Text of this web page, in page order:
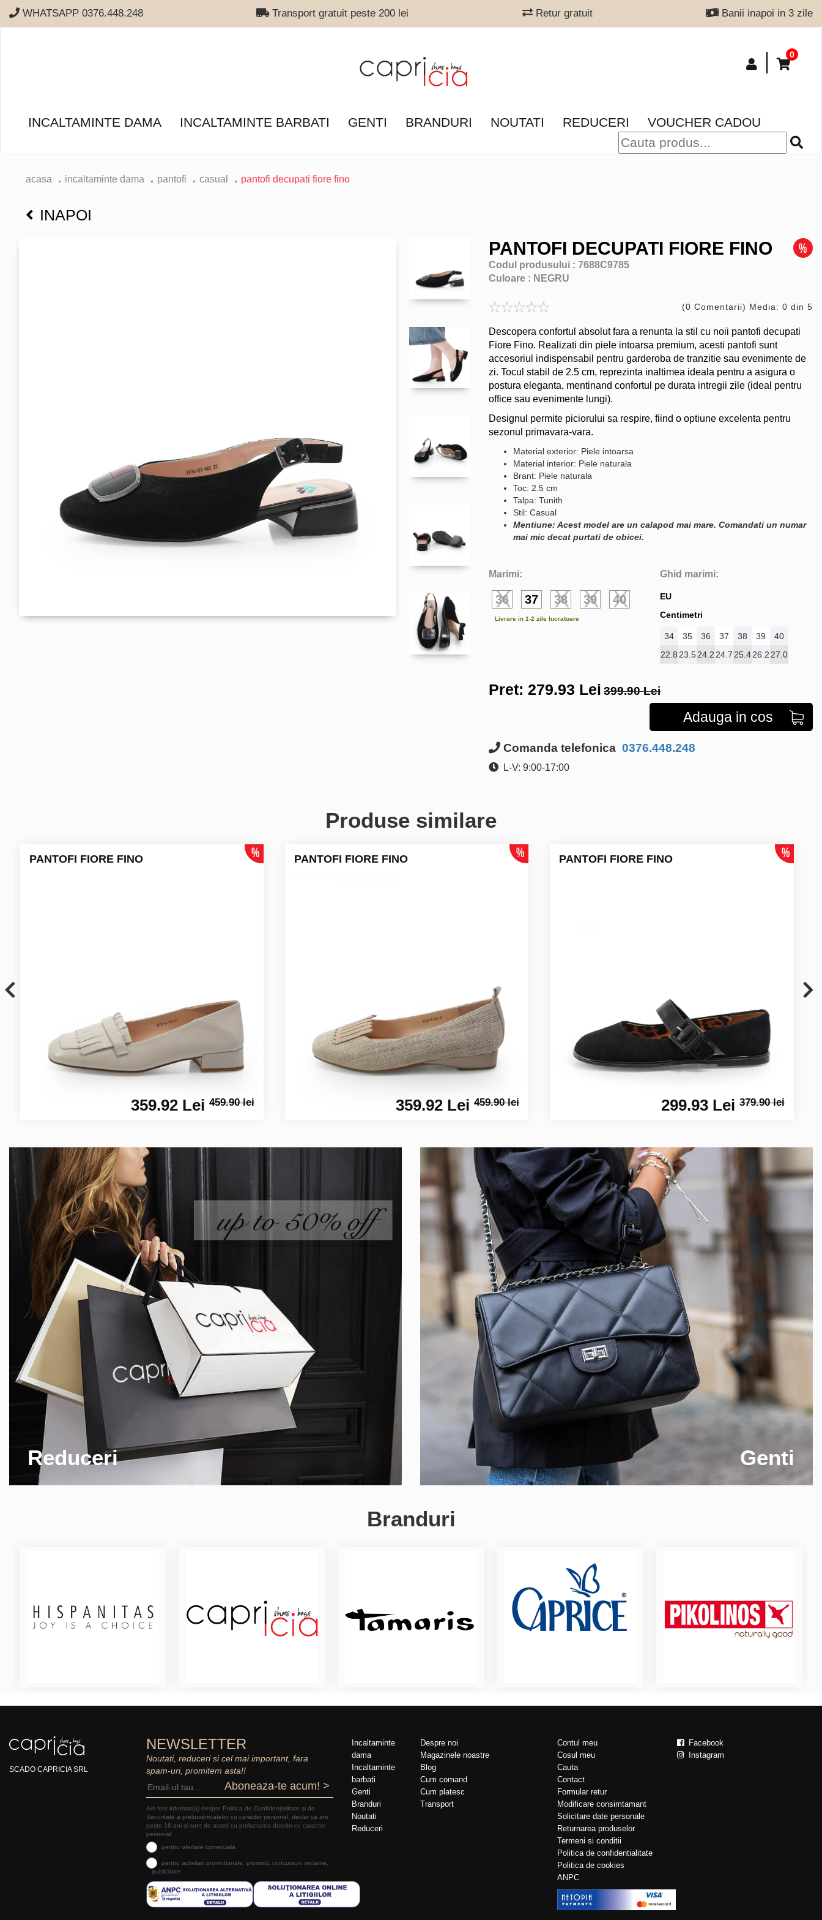
WHATSAPP 0376.448.248 Transport gratuit peste 200 lei Retur gratuit Banii inapoi in 3 zile
0
INCALTAMINTE DAMA INCALTAMINTE BARBATI GENTI BRANDURI NOUTATI REDUCERI VOUCHER CADOU
acasa incaltaminte dama pantofi casual pantofi decupati fiore fino
INAPOI
PANTOFI DECUPATI FIORE FINO
Codul produsului : 7688C9785
Culoare : NEGRU
(0 Comentarii) Media: 0 din 5
Descopera confortul absolut fara a renunta la stil cu noii pantofi decupati
Fiore Fino. Realizati din piele intoarsa premium, acesti pantofi sunt
accesoriul indispensabil pentru garderoba de tranzitie sau evenimente de
zi. Tocul stabil de 2.5 cm, reprezinta inaltimea ideala pentru a asigura o
postura eleganta, mentinand confortul pe durata intregii zile (ideal pentru
office sau evenimente lungi).
Designul permite piciorului sa respire, fiind o optiune excelenta pentru
sezonul primavara-vara.
Material exterior: Piele intoarsa
Material interior: Piele naturala
Brant: Piele naturala
Toc: 2.5 cm
Talpa: Tunith
Stil: Casual
Mentiune: Acest model are un calapod mai mare. Comandati un numar
mai mic decat purtati de obicei.
Marimi:
36 37 38 39 40
Livrare in 1-2 zile lucratoare
Ghid marimi:
EU
Centimetri
34 35 36 37 38 39
40
22.8 23.524.2 24.7 25.426.2 27.0
Pret: 279.93 Lei 399.90 Lei
Adauga in cos
Comanda telefonica 0376.448.248
L-V: 9:00-17:00
Produse similare
PANTOFI FIORE FINO
359.92 Lei459.90 lei
PANTOFI FIORE FINO
359.92 Lei459.90 lei
PANTOFI FIORE FINO
299.93 Lei379.90 lei
Reduceri Genti
Branduri
SCADO CAPRICIA SRL
NEWSLETTER
Noutati, reduceri si cel mai important, fara
spam-uri, promitem asta!!
Aboneaza-te acum! >
Am fost informat(a) despre Politica de Confidențialitate şi de
Securitate a prelucrăriidatelor cu caracter personal, declar ca am
peste 16 ani și sunt de acord cu prelucrarea datelor cu caracter
personal:
pentru ofertare comerciala
pentru activitati promotionale: promotii, concursuri, reclame,
publicitate
Incaltaminte
dama
Incaltaminte
barbati
Genti
Branduri
Noutati
Reduceri
Despre noi
Magazinele noastre
Blog
Cum comand
Cum platesc
Transport
Contul meu
Cosul meu
Cauta
Contact
Formular retur
Modificare consimtamant
Solicitare date personale
Returnarea produselor
Termeni si conditii
Politica de confidentialitate
Politica de cookies
ANPC
Facebook
Instagram